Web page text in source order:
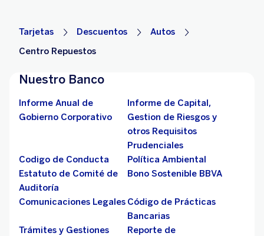
Tarjetas Descuentos
Autos
Centro Repuestos
Nuestro Banco
Informe Anual de
Gobierno Corporativo
Informe de Capital,
Gestion de Riesgos y
otros Requisitos
Prudenciales
Codigo de Conducta
Política Ambiental
Estatuto de Comité de
Auditoría
Bono Sostenible BBVA
Comunicaciones Legales Código de Prácticas
Bancarias
Trámites y Gestiones
Reporte de